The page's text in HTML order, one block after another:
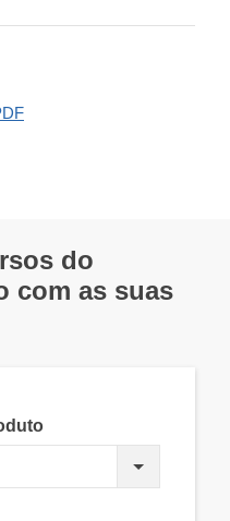
do
com as suas